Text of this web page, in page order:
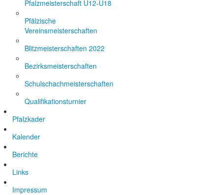
Pfalzmeisterschaft U12-U18
Pfälzische
Vereinsmeisterschaften
Blitzmeisterschaften 2022
Bezirksmeisterschaften
Schulschachmeisterschaften
Qualifikationsturnier
Pfalzkader
Kalender
Berichte
Links
Impressum